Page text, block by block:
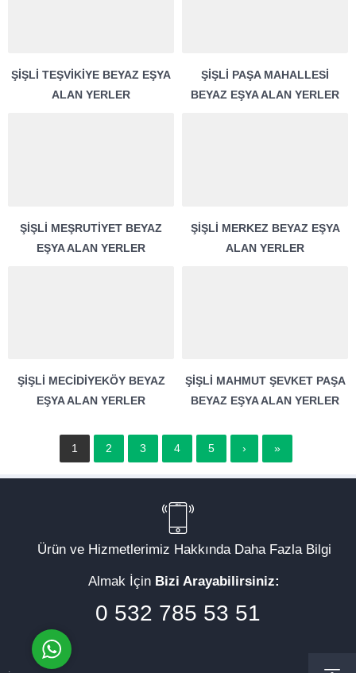
ŞIŞLI TEŞVIKIYE BEYAZ EŞYA
ALAN YERLER
ŞIŞLI PAŞA MAHALLESI
BEYAZ EŞYA ALAN YERLER
ŞIŞLI MEŞRUTIYET BEYAZ
EŞYA ALAN YERLER
ŞIŞLI MERKEZ BEYAZ EŞYA
ALAN YERLER
ŞIŞLI MECIDIYEKÖY BEYAZ
EŞYA ALAN YERLER
ŞIŞLI MAHMUT ŞEVKET PAŞA
BEYAZ EŞYA ALAN YERLER
1 2 3 4 5 › »
Ürün ve Hizmetlerimiz Hakkında Daha Fazla Bilgi
Almak İçin Bizi Arayabilirsiniz:
0 532 785 53 51
Müşteri Temsilcisi
Cevap Yaz